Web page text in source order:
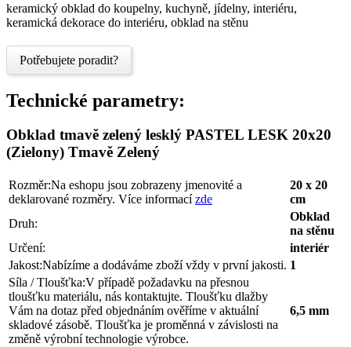
keramický obklad do koupelny, kuchyně, jídelny, interiéru,
keramická dekorace do interiéru, obklad na stěnu
Potřebujete poradit?
Technické parametry:
Obklad tmavě zelený lesklý PASTEL LESK 20x20
(Zielony) Tmavě Zelený
Rozměr:Na eshopu jsou zobrazeny jmenovité a
deklarované rozměry. Více informacízde
20 x 20
cm
Druh:
Obklad
na stěnu
Určení:
interiér
Jakost:Nabízíme a dodáváme zboží vždy v první jakosti. 1
Síla / Tloušťka:V případě požadavku na přesnou
tloušťku materiálu, nás kontaktujte. Tloušťku dlažby
Vám na dotaz před objednáním ověříme v aktuální
skladové zásobě. Tloušťka je proměnná v závislosti na
změně výrobní technologie výrobce.
6,5 mm